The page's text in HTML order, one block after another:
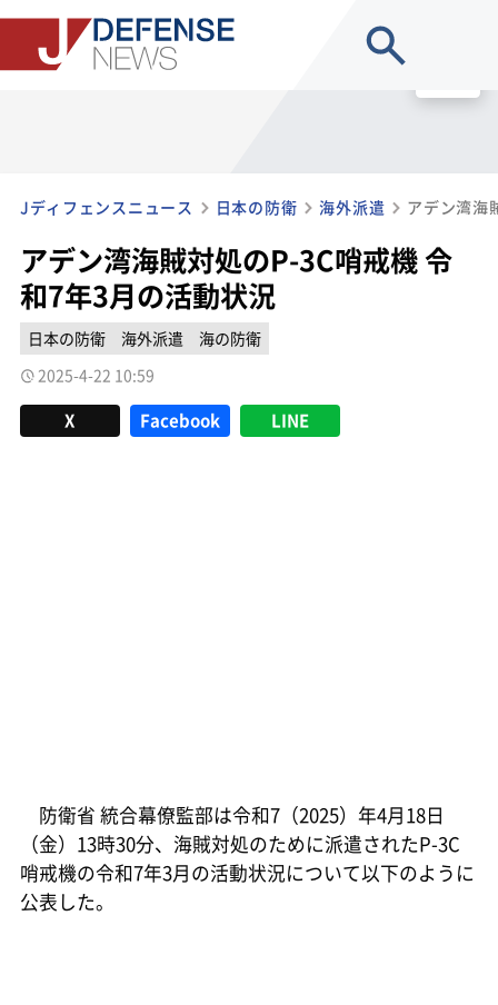
Jディフェンスニュース 日本の防衛 海外派遣
アデン湾海賊対処のP-3C哨戒機 令
和7年3月の活動状況
日本の防衛 海外派遣
海の防衛
2025-4-22 10:59
X Facebook LINE
防衛省 統合幕僚監部は令和7（2025）年4月18日
（金）13時30分、海賊対処のために派遣されたP-3C
哨戒機の令和7年3月の活動状況について以下のように
公表した。